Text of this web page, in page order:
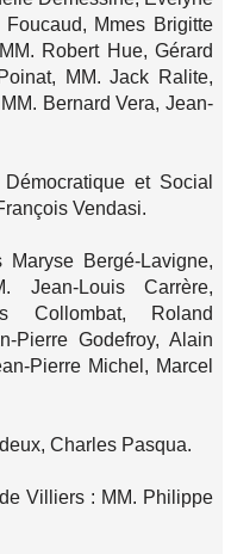
Mmes Brigitte
Robert Hue, Gérard
MM. Jack Ralite,
Bernard Vera, Jean-
et Social
Vendasi.
Bergé-Lavigne,
Jean-Louis Carrère,
Collombat, Roland
Pierre Godefroy, Alain
Pierre Michel, Marcel
Charles Pasqua.
Villiers : MM. Philippe